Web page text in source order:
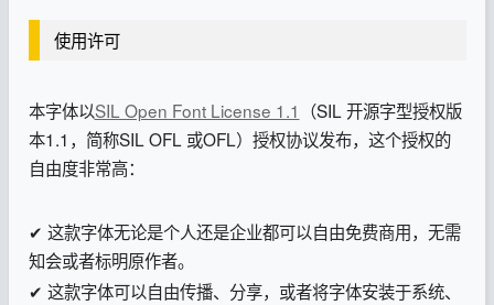
使用许可
本字体以SIL Open Font License 1.1 （SIL 开源字型授权版
本1.1，简称SIL OFL 或OFL）授权协议发布，这个授权的
自由度非常高：
✔ 这款字体无论是个人还是企业都可以自由免费商用，无需
知会或者标明原作者。
✔ 这款字体可以自由传播、分享，或者将字体安装于系统、